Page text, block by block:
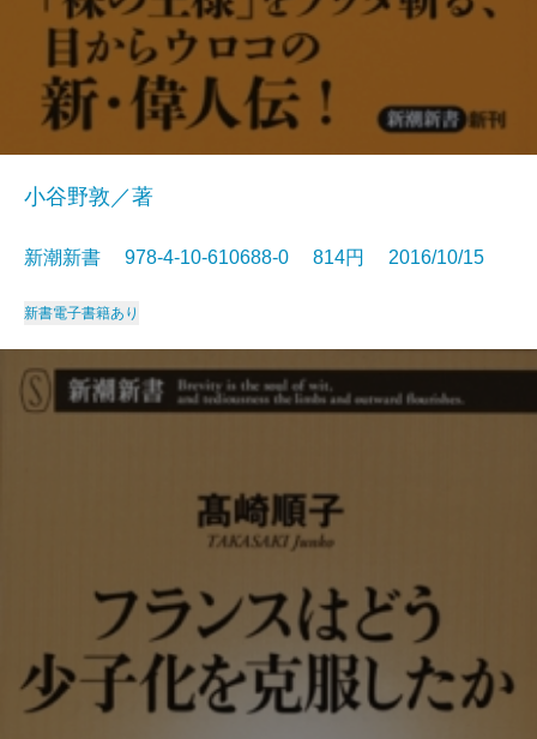
小谷野敦／著
新潮新書 978-4-10-610688-0 814円 2016/10/15
新書電子書籍あり